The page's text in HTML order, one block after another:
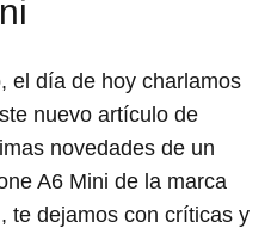
el día de hoy charlamos
nuevo artículo de
novedades de un
A6 Mini de la marca
te dejamos con críticas y